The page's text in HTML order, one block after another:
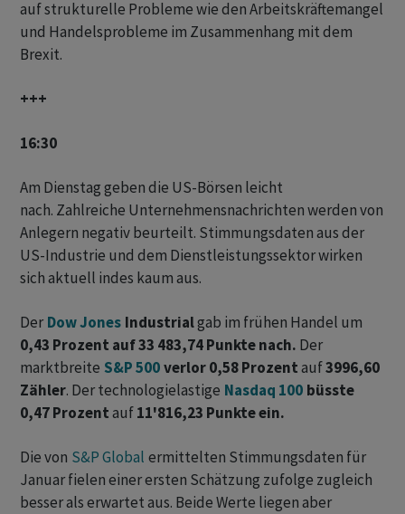
auf strukturelle Probleme wie den Arbeitskräftemangel
und Handelsprobleme im Zusammenhang mit dem
Brexit.
+++
16:30
Am Dienstag geben die US-Börsen leicht
nach. Zahlreiche Unternehmensnachrichten werden von
Anlegern negativ beurteilt. Stimmungsdaten aus der
US-Industrie und dem Dienstleistungssektor wirken
sich aktuell indes kaum aus.
Der Dow Jones Industrialgab im frühen Handel um
0,43 Prozent auf 33 483,74 Punkte nach. Der
marktbreite S&P 500verlor 0,58 Prozentauf3996,60
Zähler. Der technologielastige Nasdaq 100 büsste
0,47 Prozentauf11'816,23 Punkte ein.
Die von S&P Global ermittelten Stimmungsdaten für
Januar fielen einer ersten Schätzung zufolge zugleich
besser als erwartet aus. Beide Werte liegen aber